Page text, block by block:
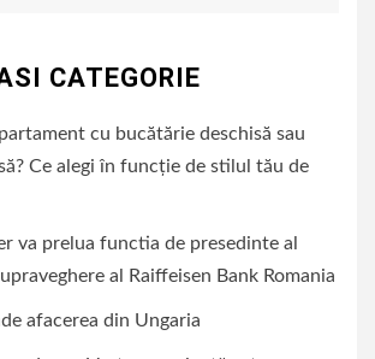
CATEGORIE
cu bucătărie deschisă sau
Ce alegi în funcție de stilul tău de
va prelua functia de presedinte al
al Raiffeisen Bank Romania
afacerea din Ungaria